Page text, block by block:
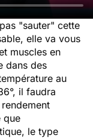
"sauter" cette
elle va vous
muscles en
dans des
au
il faudra
que
le type